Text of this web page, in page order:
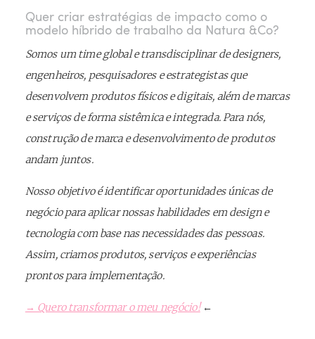
Quer criar estratégias de impacto como o
modelo híbrido de trabalho da Natura &Co?
Somos um time global e transdisciplinar de designers,
engenheiros, pesquisadores e estrategistas que
desenvolvem produtos físicos e digitais, além de marcas
e serviços de forma sistêmica e integrada. Para nós,
construção de marca e desenvolvimento de produtos
andam juntos.
Nosso objetivo é identificar oportunidades únicas de
negócio para aplicar nossas habilidades em design e
tecnologia com base nas necessidades das pessoas.
Assim, criamos produtos, serviços e experiências
prontos para implementação.
→ Quero transformar o meu negócio!←